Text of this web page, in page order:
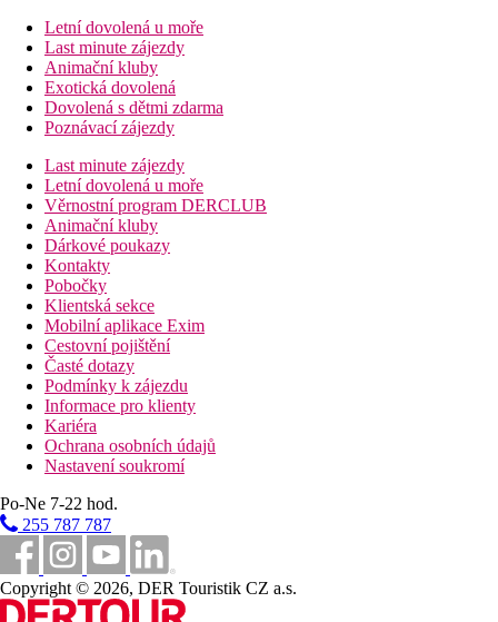
Letní dovolená u moře
Last minute zájezdy
Animační kluby
Exotická dovolená
Dovolená s dětmi zdarma
Poznávací zájezdy
Last minute zájezdy
Letní dovolená u moře
Věrnostní program DERCLUB
Animační kluby
Dárkové poukazy
Kontakty
Pobočky
Klientská sekce
Mobilní aplikace Exim
Cestovní pojištění
Časté dotazy
Podmínky k zájezdu
Informace pro klienty
Kariéra
Ochrana osobních údajů
Nastavení soukromí
Po-Ne 7-22 hod.
255 787 787
Copyright © 2026, DER Touristik CZ a.s.